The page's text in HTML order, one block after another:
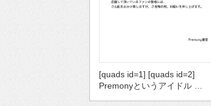
[quads id=1] [quads id=2]
Premonyというアイドル …